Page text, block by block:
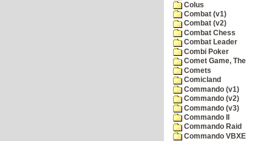
Colus
Combat (v1)
Combat (v2)
Combat Chess
Combat Leader
Combi Poker
Comet Game, The
Comets
Comicland
Commando (v1)
Commando (v2)
Commando (v3)
Commando II
Commando Raid
Commando VBXE